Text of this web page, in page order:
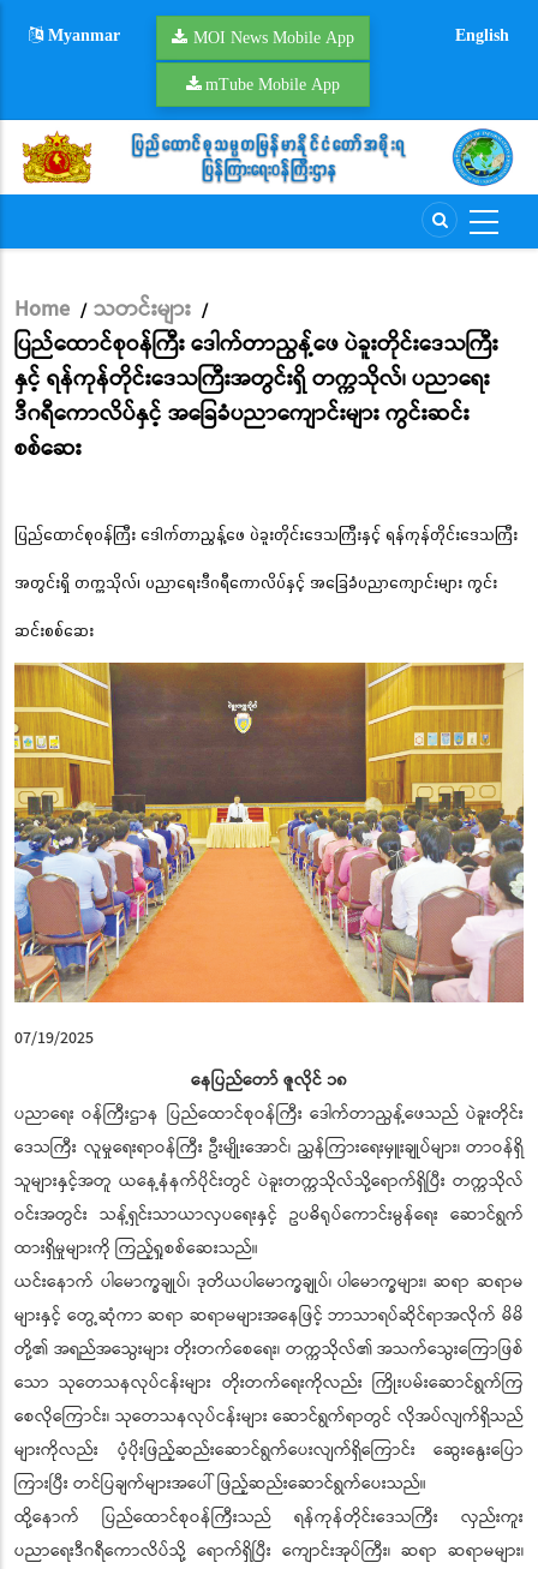
Myanmar MOI News Mobile App
mTube Mobile App
English
Breadcrumb
Home / သတင်းများ /
ပြည်ထောင်စုဝန်ကြီး ဒေါက်တာညွန့်ဖေ ပဲခူးတိုင်းဒေသကြီး
နှင့် ရန်ကုန်တိုင်းဒေသကြီးအတွင်းရှိ တက္ကသိုလ်၊ ပညာရေး
ဒီဂရီကောလိပ်နှင့် အခြေခံပညာကျောင်းများ ကွင်းဆင်း
စစ်ဆေး
ပြည်ထောင်စုဝန်ကြီး ဒေါက်တာညွန့်ဖေ ပဲခူးတိုင်းဒေသကြီးနှင့် ရန်ကုန်တိုင်းဒေသကြီး
အတွင်းရှိ တက္ကသိုလ်၊ ပညာရေးဒီဂရီကောလိပ်နှင့် အခြေခံပညာကျောင်းများ ကွင်း
ဆင်းစစ်ဆေး
07/19/2025
နေပြည်တော် ဇူလိုင် ၁၈
ပညာရေး ဝန်ကြီးဌာန ပြည်ထောင်စုဝန်ကြီး ဒေါက်တာညွန့်ဖေသည် ပဲခူးတိုင်း
ဒေသကြီး လူမှုရေးရာဝန်ကြီး ဦးမျိုးအောင်၊ ညွှန်ကြားရေးမှူးချုပ်များ၊ တာဝန်ရှိ
သူများနှင့်အတူ ယနေ့နံနက်ပိုင်းတွင် ပဲခူးတက္ကသိုလ်သို့ရောက်ရှိပြီး တက္ကသိုလ်
ဝင်းအတွင်း သန့်ရှင်းသာယာလှပရေးနှင့် ဥပဓိရုပ်ကောင်းမွန်ရေး ဆောင်ရွက်
ထားရှိမှုများကို ကြည့်ရှုစစ်ဆေးသည်။
ယင်းနောက် ပါမောက္ခချုပ်၊ ဒုတိယပါမောက္ခချုပ်၊ ပါမောက္ခများ၊ ဆရာ ဆရာမ
များနှင့် တွေ့ဆုံကာ ဆရာ ဆရာမများအနေဖြင့် ဘာသာရပ်ဆိုင်ရာအလိုက် မိမိ
တို့၏ အရည်အသွေးများ တိုးတက်စေရေး၊ တက္ကသိုလ်၏ အသက်သွေးကြောဖြစ်
သော သုတေသနလုပ်ငန်းများ တိုးတက်ရေးကိုလည်း ကြိုးပမ်းဆောင်ရွက်ကြ
စေလိုကြောင်း၊ သုတေသနလုပ်ငန်းများ ဆောင်ရွက်ရာတွင် လိုအပ်လျက်ရှိသည်
များကိုလည်း ပံ့ပိုးဖြည့်ဆည်းဆောင်ရွက်ပေးလျက်ရှိကြောင်း ဆွေးနွေးပြော
ကြားပြီး တင်ပြချက်များအပေါ် ဖြည့်ဆည်းဆောင်ရွက်ပေးသည်။
ထို့နောက် ပြည်ထောင်စုဝန်ကြီးသည် ရန်ကုန်တိုင်းဒေသကြီး လှည်းကူး
ပညာရေးဒီဂရီကောလိပ်သို့ ရောက်ရှိပြီး ကျောင်းအုပ်ကြီး၊ ဆရာ ဆရာမများ၊